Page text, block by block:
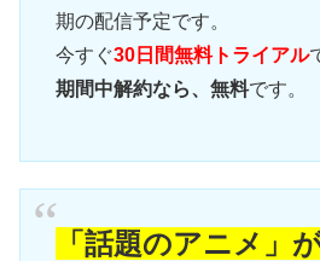
期の配信予定です。
今すぐ30日間無料トライアル
期間中解約なら、無料です。
「話題のアニメ」